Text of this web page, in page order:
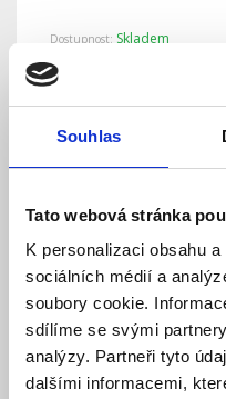
Souhlas
Tato webová stránka
K personalizaci obsahu
sociálních médií a
soubory cookie.
sdílíme se svými
analýzy. Partneři tyto
dalšími informacemi,
Dostupnost: Skladem